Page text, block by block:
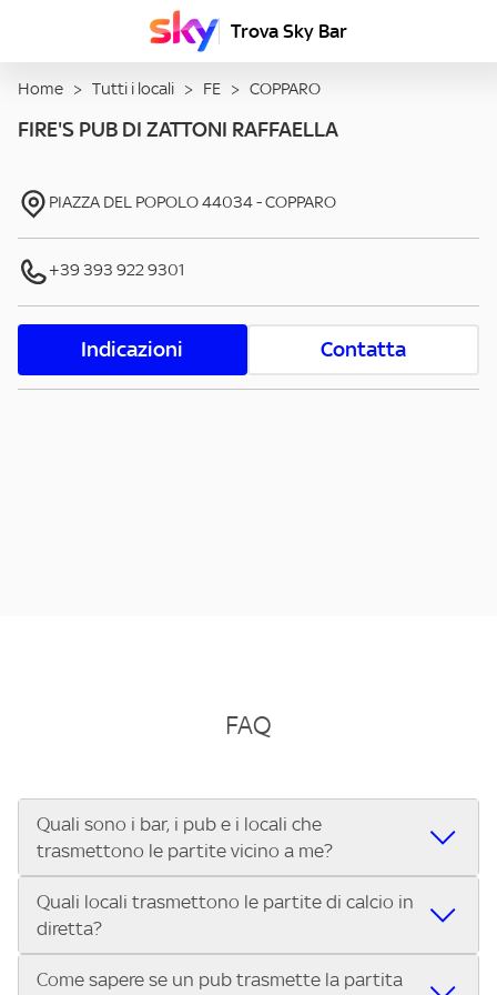
Trova Sky Bar
Home > Tutti i locali > FE > COPPARO
FIRE'S PUB DI ZATTONI RAFFAELLA
PIAZZA DEL POPOLO44034-COPPARO
+39 393 922 9301
Indicazioni Contatta
FAQ
Quali sono i bar, i pub e i locali che
trasmettono le partite vicino a me?
Se cerchi un bar, pub, ristorante o locale vicino a te per
vedere le partite di Serie A ENILIVE, la Serie C Sky Wifi, la
UEFA Champions League, la UEFA Europa League, la UEFA
Conference League, il Tennis, la Formula 1®, la MotoGP™ e
Quali locali trasmettono le partite di calcio in
diretta?
Vuoi sapere quali bar, pub o ristoranti mostrano le partite
Come sapere se un pub trasmette la partita